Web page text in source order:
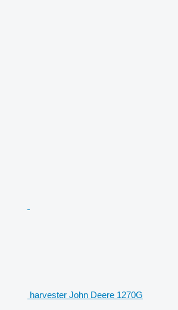
harvester John Deere 1270G